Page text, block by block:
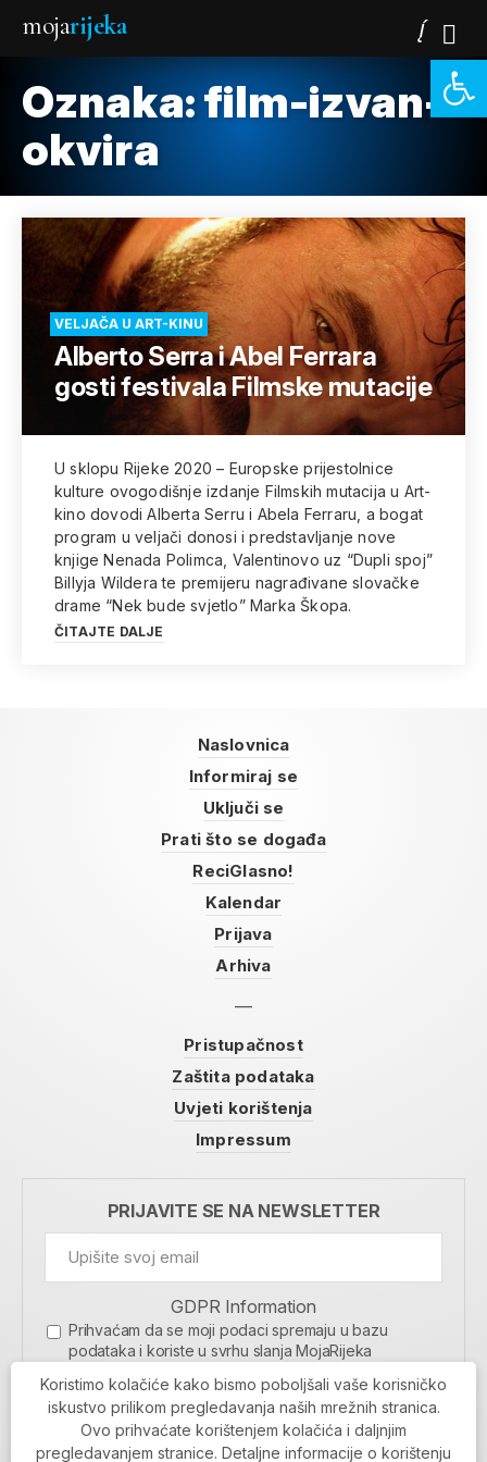
mojarijeka
Oznaka:film-izvan-
okvira
VELJAČA U ART-KINU
Alberto Serra i Abel Ferrara
gosti festivala Filmske mutacije
U sklopu Rijeke 2020 – Europske prijestolnice
kulture ovogodišnje izdanje Filmskih mutacija u Art-
kino dovodi Alberta Serru i Abela Ferraru, a bogat
program u veljači donosi i predstavljanje nove
knjige Nenada Polimca, Valentinovo uz “Dupli spoj”
Billyja Wildera te premijeru nagrađivane slovačke
drame “Nek bude svjetlo” Marka Škopa.
ČITAJTE DALJE
Naslovnica
Informiraj se
Uključi se
Prati što se događa
ReciGlasno!
Kalendar
Prijava
Arhiva
Pristupačnost
Zaštita podataka
Uvjeti korištenja
Impressum
PRIJAVITE SE NA NEWSLETTER
GDPR Information
Prihvaćam da se moji podaci spremaju u bazu
podataka i koriste u svrhu slanja MojaRijeka
MOJARIJEKA NEWSLETTER
PRIJAVI SE
Koristimo kolačiće kako bismo poboljšali vaše korisničko
iskustvo prilikom pregledavanja naših mrežnih stranica.
Ovo prihvaćate korištenjem kolačića i daljnjim
pregledavanjem stranice. Detaljne informacije o korištenju